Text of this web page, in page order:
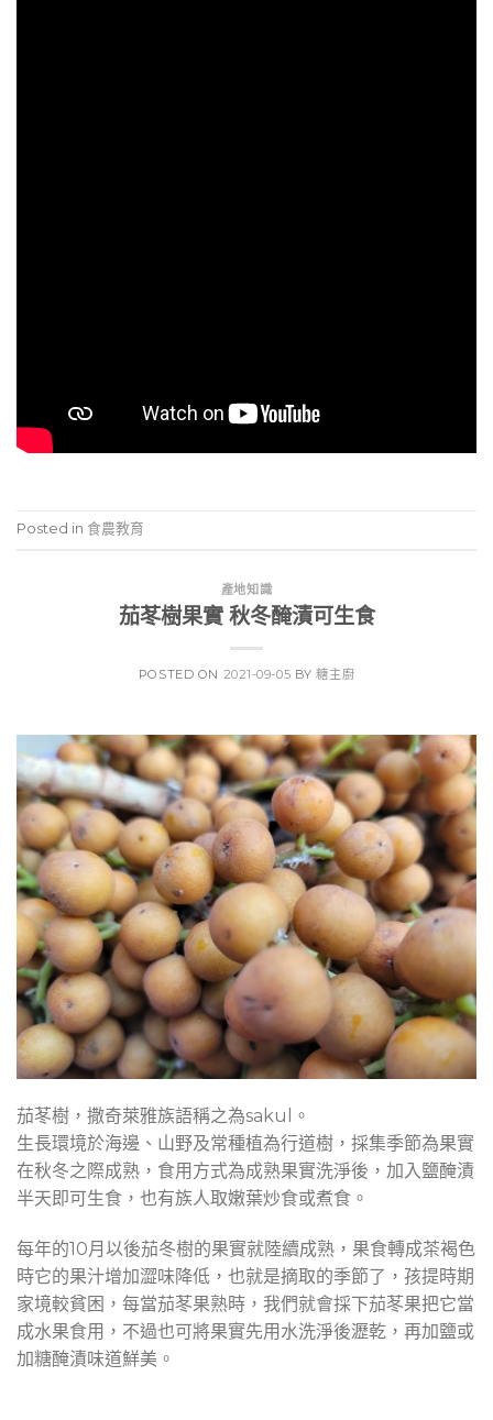
Posted in 食農教育
產地知識
茄苳樹果實 秋冬醃漬可生食
POSTED ON 2021-09-05 BY糖主廚
茄苳樹，撒奇萊雅族語稱之為sakul。
生長環境於海邊、山野及常種植為行道樹，採集季節為果實
在秋冬之際成熟，食用方式為成熟果實洗淨後，加入鹽醃漬
半天即可生食，也有族人取嫩葉炒食或煮食。
每年的10月以後茄冬樹的果實就陸續成熟，果食轉成茶褐色
時它的果汁增加澀味降低，也就是摘取的季節了，孩提時期
家境較貧困，每當茄苳果熟時，我們就會採下茄苳果把它當
成水果食用，不過也可將果實先用水洗淨後瀝乾，再加鹽或
加糖醃漬味道鮮美。